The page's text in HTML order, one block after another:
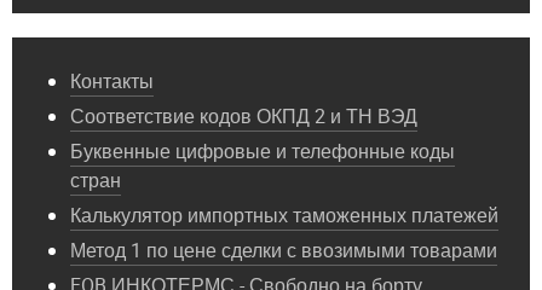
Контакты
Соответствие кодов ОКПД 2 и ТН ВЭД
Буквенные цифровые и телефонные коды
стран
Калькулятор импортных таможенных платежей
Метод 1 по цене сделки с ввозимыми товарами